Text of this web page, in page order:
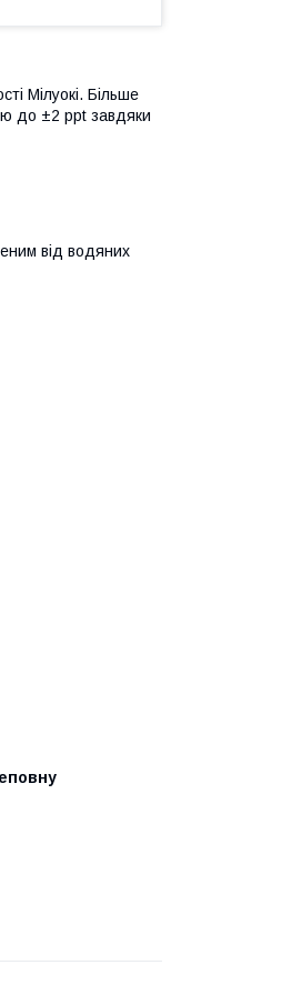
Мілуокі. Більше
до ±2 ppt завдяки
від водяних